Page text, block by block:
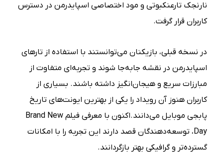
نارنجک تارعنکبوتی و مود اختصاصی اسپایدرمن در دسترس
کاربران قرار گرفت.
در نسخه قبلی، بازیکنان می‌توانستند با استفاده از تارهای
اسپایدرمن در نقشه جابه‌جا شوند و تجربه‌ای متفاوت از
مبارزات سریع و هیجان‌انگیز داشته باشند. بسیاری از
کاربران هنوز آن رویداد را یکی از بهترین ایونت‌های تاریخ
پابجی موبایل می‌دانند.اکنون با معرفی فیلم Brand New
Day، توسعه‌دهندگان قصد دارند این تجربه را با امکانات
گسترده‌تر و گرافیکی بهتر بازگردانند.